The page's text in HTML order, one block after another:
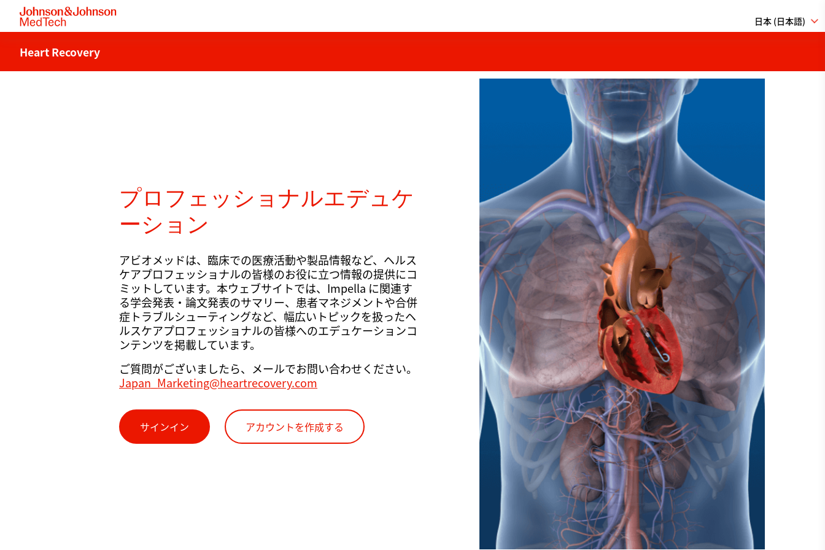
Heart Recovery
日本 (日本語)
プロフェッショナルエデュケ
ーション
アビオメッドは、臨床での医療活動や製品情報など、ヘルス
ケアプロフェッショナルの皆様のお役に立つ情報の提供にコ
ミットしています。本ウェブサイトでは、Impella に関連す
る学会発表・論文発表のサマリー、患者マネジメントや合併
症トラブルシューティングなど、幅広いトピックを扱ったヘ
ルスケアプロフェッショナルの皆様へのエデュケーションコ
ンテンツを掲載しています。
ご質問がございましたら、メールでお問い合わせください。
Japan_Marketing@heartrecovery.com